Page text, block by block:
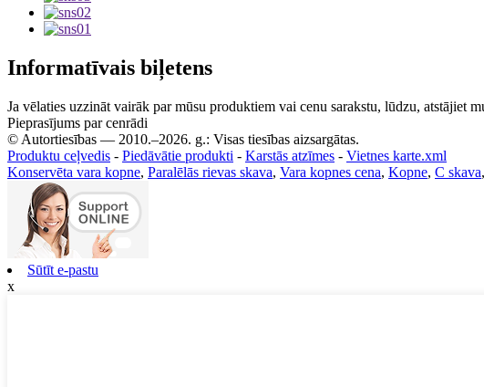
Informatīvais biļetens
Ja vēlaties uzzināt vairāk par mūsu produktiem vai cenu sarakstu, lūdzu, atstājiet
Pieprasījums par cenrādi
© Autortiesības — 2010.–2026. g.: Visas tiesības aizsargātas.
Produktu ceļvedis - Piedāvātie produkti - Karstās atzīmes - Vietnes karte.xml
Konservēta vara kopne, Paralēlās rievas skava, Vara kopnes cena, Kopne, C skava,
Sūtīt e-pastu
x